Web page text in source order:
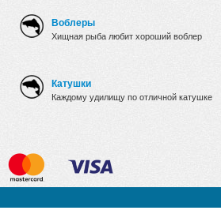
Воблеры
Хищная рыба любит хороший воблер
Катушки
Каждому удилищу по отличной катушке